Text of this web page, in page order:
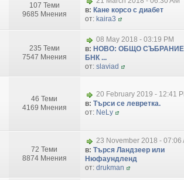
107 Теми
9685 Мнения
в: Кане корсо с диабет
от: kaira3
235 Теми
7547 Мнения
08 May 2018 - 03:19 PM
в: НОВО: ОБЩО
БНК ...
от: slaviad
46 Теми
4169 Мнения
20 February 2019 - 12:41
в: Търси се левретка.
от: NeLy
72 Теми
8874 Мнения
23 November 2018 - 07:06
в: Търся Ландзеер или
Нюфаундленд
от: drukman